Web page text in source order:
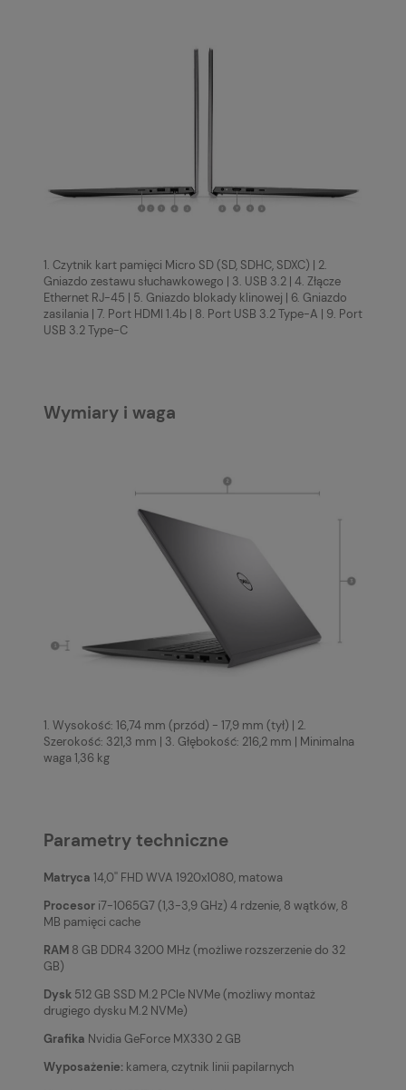
1. Czytnik kart pamięci Micro SD (SD, SDHC, SDXC) | 2.
Gniazdo zestawu słuchawkowego | 3. USB 3.2 | 4. Złącze
Ethernet RJ-45 | 5. Gniazdo blokady klinowej | 6. Gniazdo
zasilania | 7. Port HDMI 1.4b | 8. Port USB 3.2 Type-A | 9. Port
USB 3.2 Type-C
Wymiary i waga
1. Wysokość: 16,74 mm (przód) - 17,9 mm (tył) | 2.
Szerokość: 321,3 mm | 3. Głębokość: 216,2 mm | Minimalna
waga 1,36 kg
Parametry techniczne
Matryca 14,0'' FHD WVA 1920x1080, matowa
Procesor i7-1065G7 (1,3-3,9 GHz) 4 rdzenie, 8 wątków, 8
MB pamięci cache
RAM 8 GB DDR4 3200 MHz (możliwe rozszerzenie do 32
GB)
Dysk 512 GB SSD M.2 PCIe NVMe (możliwy montaż
drugiego dysku M.2 NVMe)
Grafika Nvidia GeForce MX330 2 GB
Wyposażenie: kamera, czytnik linii papilarnych